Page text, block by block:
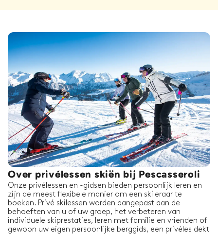
Over privélessen skiën bij Pescasseroli
Onze privélessen en -gidsen bieden persoonlijk leren en
zijn de meest flexibele manier om een skileraar te
boeken. Privé skilessen worden aangepast aan de
behoeften van u of uw groep, het verbeteren van
individuele skiprestaties, leren met familie en vrienden of
gewoon uw eigen persoonlijke berggids, een privéles dekt